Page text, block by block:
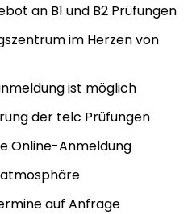
TIẾNG VIỆT
CYMRAEG
ISIXHOSA
יידיש
an B1 und B2 Prüfungen
im Herzen von
ist möglich
der telc Prüfungen
Online-Anmeldung
auf Anfrage